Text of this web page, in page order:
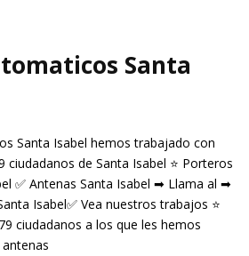
Santa
Santa Isabel hemos trabajado con
ciudadanos de Santa Isabel ⭐ Porteros
✅ Antenas Santa Isabel ➡ Llama al ➡
Isabel✅ Vea nuestros trabajos ⭐
ciudadanos a los que les hemos